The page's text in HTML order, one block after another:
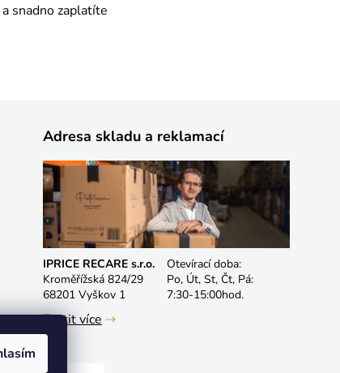
snadno zaplatíte
Adresa skladu a reklamací
IPRICE RECARE s.r.o.
Kroměřížská 824/29
68201 Vyškov 1
Otevírací doba:
Po, Út, St, Čt, Pá:
7:30-15:00hod.
Zjistit více